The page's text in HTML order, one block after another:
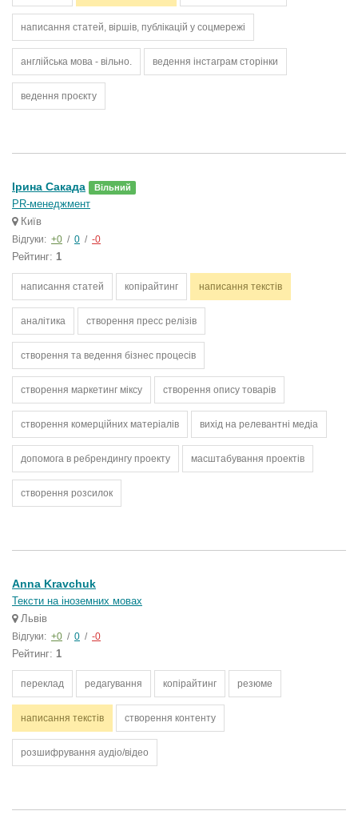
написання статей, віршів, публікацій у соцмережі
англійська мова - вільно. ведення інстаграм сторінки
ведення проєкту
Ірина Сакада Вільний
PR-менеджмент
Київ
Відгуки: +0 / 0 / -0
Рейтинг: 1
написання статей копірайтинг написання текстів
аналітика створення пресс релізів
створення та ведення бізнес процесів
створення маркетинг міксу створення опису товарів
створення комерційних матеріалів вихід на релевантні медіа
допомога в ребрендингу проекту масштабування проектів
створення розсилок
Anna Kravchuk
Тексти на іноземних мовах
Львів
Відгуки: +0 / 0 / -0
Рейтинг: 1
переклад редагування копірайтинг резюме
написання текстів створення контенту
розшифрування аудіо/відео